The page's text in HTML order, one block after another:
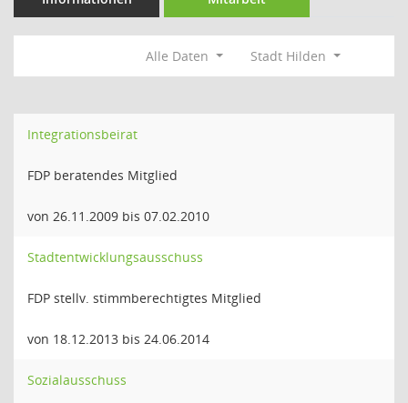
Alle Daten Stadt Hilden
Integrationsbeirat
FDP beratendes Mitglied
von 26.11.2009 bis 07.02.2010
Stadtentwicklungsausschuss
FDP stellv. stimmberechtigtes Mitglied
von 18.12.2013 bis 24.06.2014
Sozialausschuss